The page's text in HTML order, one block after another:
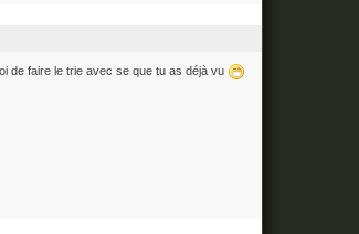
de faire le trie avec se que tu as déjà vu